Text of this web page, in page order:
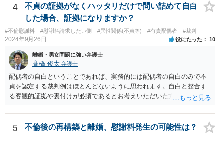
るということですし、例えば離婚後の養育費額について譲歩するなど
離婚の条件含めて、考えておられる通り打診してみると良いと思いま
す。 また、調停で第三者を介して再度協議してみる、ということも考
えられます。
4
不貞の証拠がなくハッタリだけで問い詰めて自白
した場合、証拠になりますか？
#不倫慰謝料 #慰謝料請求したい側 #異性関係(不貞等) #有責配偶者 #裁判
2024年9月26日 役にたった 10
離婚・男女問題に強い弁護士
髙橋 俊太 弁護士
配偶者の自白ということであれば、実務的には配偶者の自白のみで不
貞を認定する裁判例はほとんどないように思われます。自白と整合す
る客観的証拠や裏付けが必須であるとお考えいただいた方がよいでし
5 不倫後の再構築と離婚、慰謝料発生の可能性は？